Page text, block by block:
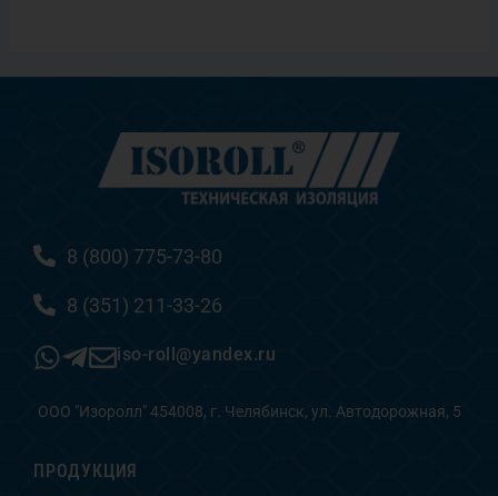
8 (800) 775-73-80
8 (351) 211-33-26
iso-roll@yandex.ru
ООО "Изоролл" 454008, г. Челябинск, ул. Автодорожная, 5
ПРОДУКЦИЯ